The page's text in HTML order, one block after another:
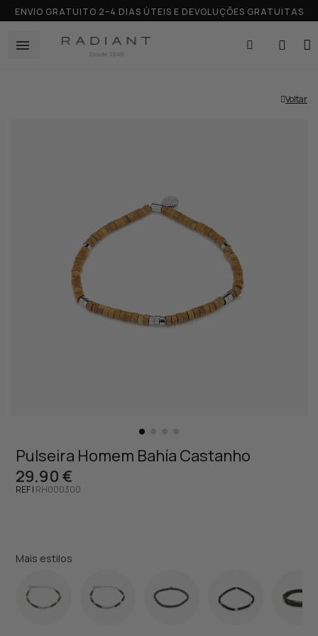
ENVIO GRATUITO 2–4 DIAS ÚTEIS E DEVOLUÇÕES GRATUITAS
Voltar
Pulseira Homem Bahía Castanho
29,90 €
REF | RH000300
Mais estilos